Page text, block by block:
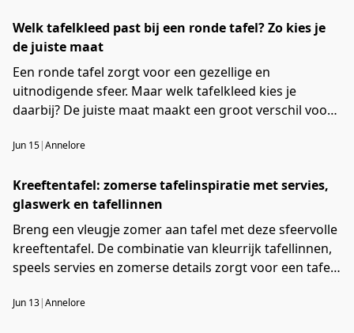
Welk tafelkleed past bij een ronde tafel? Zo kies je
de juiste maat
Een ronde tafel zorgt voor een gezellige en
uitnodigende sfeer. Maar welk tafelkleed kies je
daarbij? De juiste maat maakt een groot verschil voor
welke maat tafelkleed past bij een ronde tafel en
perfecte ronde tafelkleed.
Jun 15|Annelore
Kreeftentafel: zomerse tafelinspiratie met servies,
glaswerk en tafellinnen
Breng een vleugje zomer aan tafel met deze sfeervolle
kreeftentafel. De combinatie van kleurrijk tafellinnen,
speels servies en zomerse details zorgt voor een tafel
ontspannen momenten met vrienden en familie.
Jun 13 Annelore